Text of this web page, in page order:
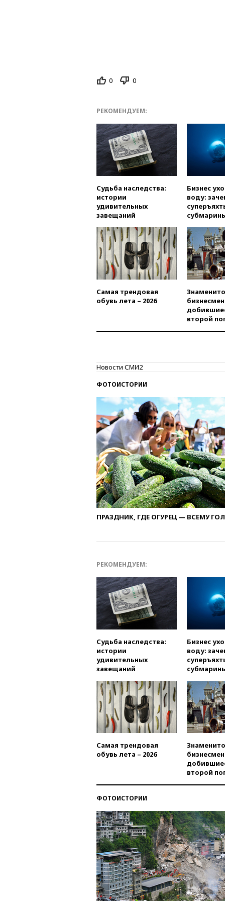
0 0
РЕКОМЕНДУЕМ:
Судьба наследства:
истории
удивительных
завещаний
Бизнес
воду:
Самая трендовая
обувь лета – 2026
второй
Новости СМИ2
ФОТОИСТОРИИ
ПРАЗДНИК, ГДЕ ОГУРЕЦ — ВСЕМУ
РЕКОМЕНДУЕМ:
Судьба наследства:
истории
удивительных
завещаний
Бизнес
воду:
Самая трендовая
обувь лета – 2026
второй
ФОТОИСТОРИИ